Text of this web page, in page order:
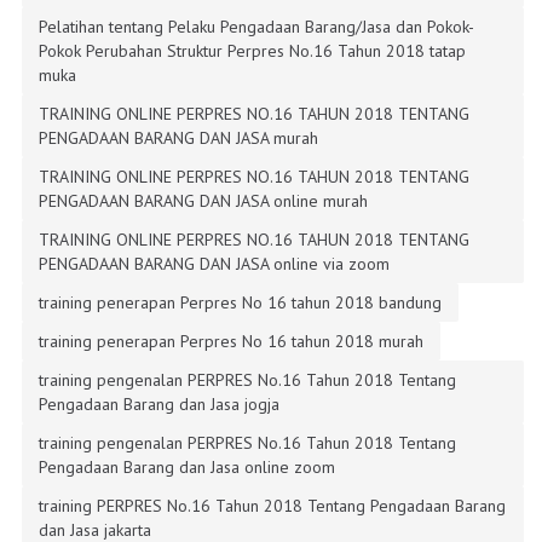
Pelatihan tentang Pelaku Pengadaan Barang/Jasa dan Pokok-
Pokok Perubahan Struktur Perpres No.16 Tahun 2018 tatap
muka
TRAINING ONLINE PERPRES NO.16 TAHUN 2018 TENTANG
PENGADAAN BARANG DAN JASA murah
TRAINING ONLINE PERPRES NO.16 TAHUN 2018 TENTANG
PENGADAAN BARANG DAN JASA online murah
TRAINING ONLINE PERPRES NO.16 TAHUN 2018 TENTANG
PENGADAAN BARANG DAN JASA online via zoom
training penerapan Perpres No 16 tahun 2018 bandung
training penerapan Perpres No 16 tahun 2018 murah
training pengenalan PERPRES No.16 Tahun 2018 Tentang
Pengadaan Barang dan Jasa jogja
training pengenalan PERPRES No.16 Tahun 2018 Tentang
Pengadaan Barang dan Jasa online zoom
training PERPRES No.16 Tahun 2018 Tentang Pengadaan Barang
dan Jasa jakarta